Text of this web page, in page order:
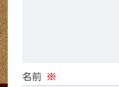
名前 ※